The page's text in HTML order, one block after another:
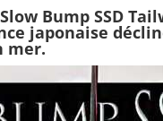
Bump SSD
japonaise
mer.